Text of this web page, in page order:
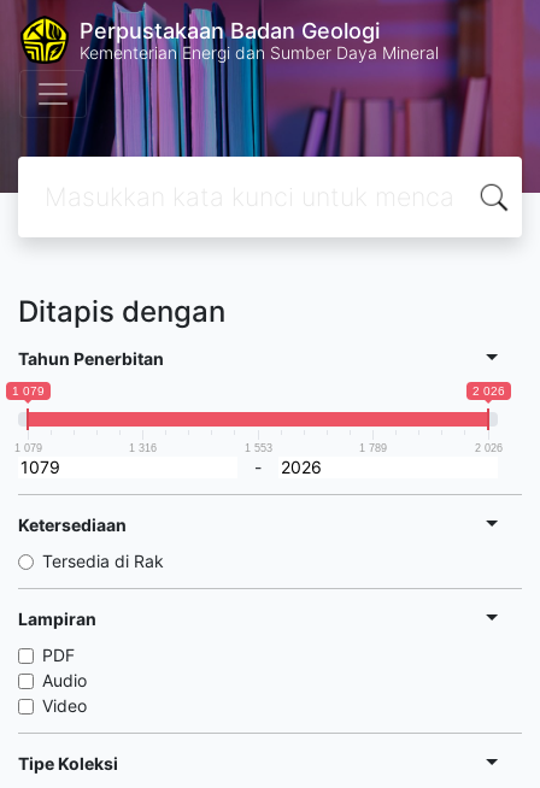
Perpustakaan Badan Geologi
Kementerian Energi dan Sumber Daya Mineral
Ditapis dengan
Tahun Penerbitan
1 079 2 026
1 079 1 316 1 553 1 789 2 026
-
Ketersediaan
Tersedia di Rak
Lampiran
PDF
Audio
Video
Tipe Koleksi